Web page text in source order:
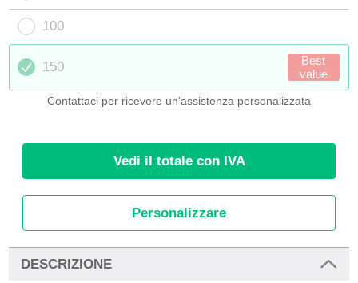
100
150
Best
value
Contattaci per ricevere un'assistenza personalizzata
Vedi il totale con IVA
Personalizzare
DESCRIZIONE